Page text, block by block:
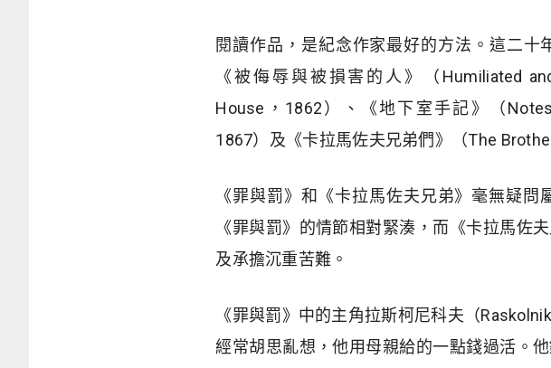
閱讀作品，是紀念作家最好的方法。這二十
《被侮辱與被損害的人》（Humiliated
House，1862）、《地下室手記》（
1867）及《卡拉馬佐夫兄弟們》（The
《罪與罰》和《卡拉馬佐夫兄弟》毫無疑
《罪與罰》的情節相對緊湊，而《卡拉馬佐
及承擔沉重苦難。
《罪與罰》中的主角拉斯柯尼科夫（
經常胡思亂想，他用母親給的一點錢過活。他